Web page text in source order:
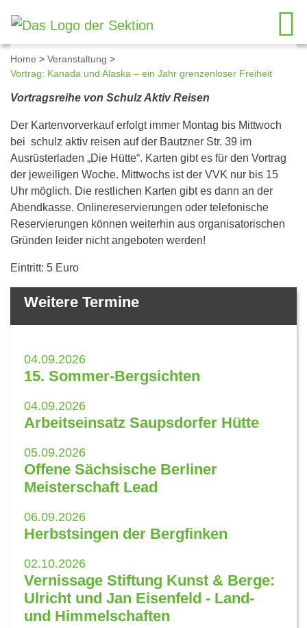
Home > Veranstaltung >
Vortrag: Kanada und Alaska – ein Jahr grenzenloser Freiheit
Details zum Kalendereintrag
Vortragsreihe von Schulz Aktiv Reisen
Der Kartenvorverkauf erfolgt immer Montag bis Mittwoch
bei schulz aktiv reisen auf der Bautzner Str. 39 im
Ausrüsterladen „Die Hütte“. Karten gibt es für den Vortrag
der jeweiligen Woche. Mittwochs ist der VVK nur bis 15
Uhr möglich. Die restlichen Karten gibt es dann an der
Abendkasse. Onlinereservierungen oder telefonische
Reservierungen können weiterhin aus organisatorischen
Gründen leider nicht angeboten werden!
Eintritt: 5 Euro
Weitere Termine
04.09.2026
15. Sommer-Bergsichten
04.09.2026
Arbeitseinsatz Saupsdorfer Hütte
05.09.2026
Offene Sächsische Berliner
Meisterschaft Lead
06.09.2026
Herbstsingen der Bergfinken
02.10.2026
Vernissage Stiftung Kunst & Berge:
Ulricht und Jan Eisenfeld - Land-
und Himmelschaften